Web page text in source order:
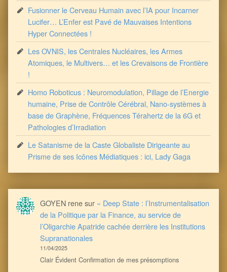
Fusionner le Cerveau Humain avec l’IA pour Incarner
Lucifer… L’Enfer est Pavé de Mauvaises Intentions
Hyper Connectées !
Les OVNIS, les Centrales Nucléaires, les Armes
Atomiques, le Multivers… et les Crevaisons de Frontière
!
Homo Roboticus : Neuromodulation, Pillage de l’Energie
humaine, Prise de Contrôle Cérébral, Nano-systèmes à
base de Graphène, Fréquences Térahertz de la 6G et
Pathologies d’Irradiation
Le Satanisme de la Caste Globaliste Dirigeante au
Prisme de ses Icônes Médiatiques : ici, Lady Gaga
GOYEN renesur « Deep State : l’Instrumentalisation
de la Politique par la Finance, au service de
l’Oligarchie Apatride cachée derrière les Institutions
Supranationales
11/04/2025
Clair Évident Confirmation de mes présomptions